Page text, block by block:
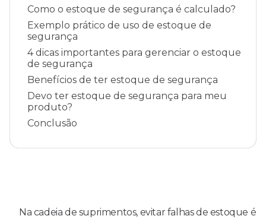
Na cadeia de suprimentos, evitar falhas de estoque é
Como o estoque de segurança é calculado?
Exemplo prático de uso de estoque de
segurança
4 dicas importantes para gerenciar o estoque
de segurança
Benefícios de ter estoque de segurança
Devo ter estoque de segurança para meu
produto?
Conclusão